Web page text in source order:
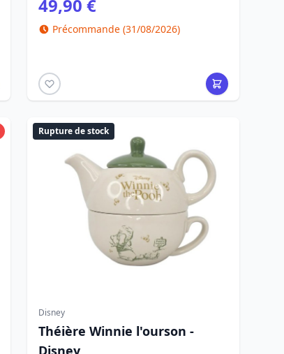
49,90 €
Précommande (31/08/2026)
Rupture de stock
Disney
Théière Winnie l'ourson -
Disney